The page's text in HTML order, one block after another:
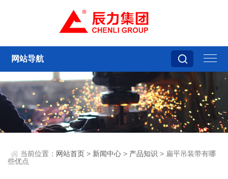
网站导航
当前位置： 网站首页 > 新闻中心 > 产品知识 > 扁平吊装带有哪
些优点